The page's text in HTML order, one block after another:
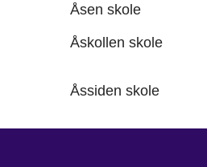
Åsen skole
Åskollen skole
Åssiden skole